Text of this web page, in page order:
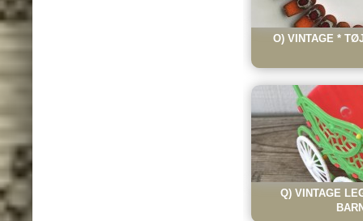
O) VINTAGE *
Q) VINTAGE